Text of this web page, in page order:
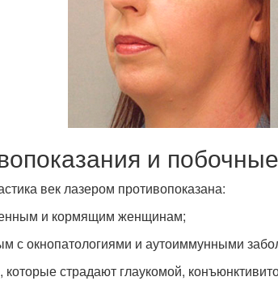
и
век лазером противопоказана:
и кормящим женщинам;
с окнопатологиями и аутоиммунными
страдают глаукомой,